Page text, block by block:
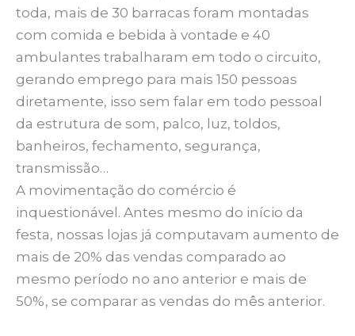
toda, mais de 30 barracas foram montadas
com comida e bebida à vontade e 40
ambulantes trabalharam em todo o circuito,
gerando emprego para mais 150 pessoas
diretamente, isso sem falar em todo pessoal
da estrutura de som, palco, luz, toldos,
banheiros, fechamento, segurança,
transmissão…
A movimentação do comércio é
inquestionável. Antes mesmo do início da
festa, nossas lojas já computavam aumento de
mais de 20% das vendas comparado ao
mesmo período no ano anterior e mais de
50%, se comparar as vendas do mês anterior.